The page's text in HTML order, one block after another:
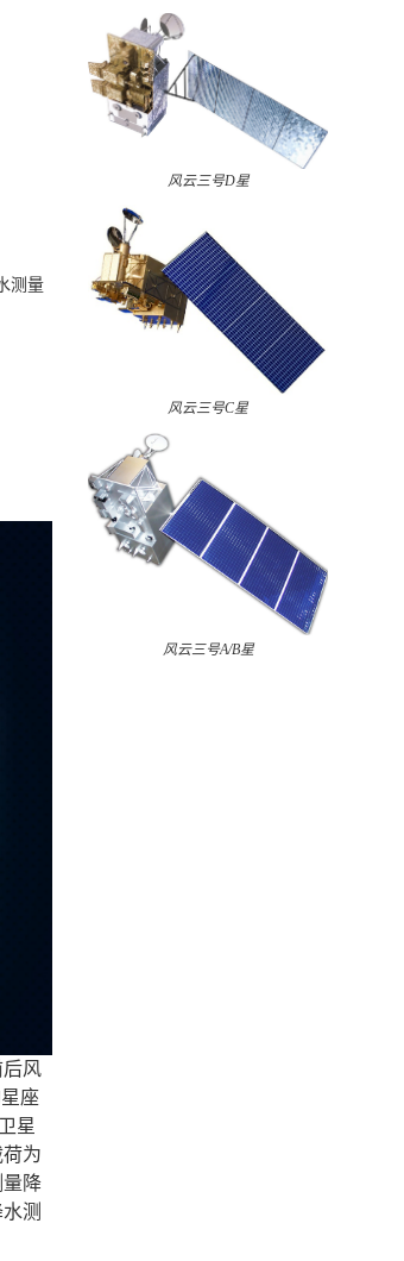
测量
风
座
星
为
降
测
风云三号D星
风云三号C星
风云三号A/B星